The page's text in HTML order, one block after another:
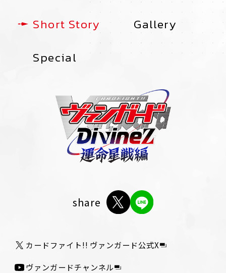
Short Story
Gallery
Special
カードファイト!! ヴァンガード公式X
ヴァンガードチャンネル
share